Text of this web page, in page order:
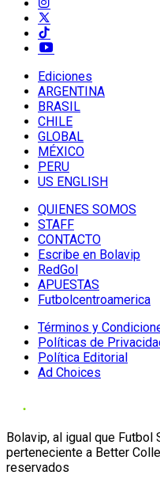
Ediciones
ARGENTINA
BRASIL
CHILE
GLOBAL
MÉXICO
PERU
US ENGLISH
QUIENES SOMOS
STAFF
CONTACTO
Escribe en Bolavip
RedGol
APUESTAS
Futbolcentroamerica
Términos y
Políticas de
Política Editorial
Ad Choices
Bolavip, al igual que Futbol
perteneciente a Better
reservados